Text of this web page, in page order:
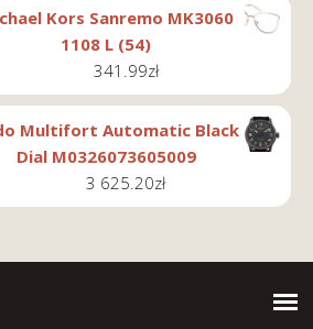
Kors Sanremo MK3060
1108 L (54)
341.99zł
Multifort Automatic Black
Dial M0326073605009
3 625.20zł